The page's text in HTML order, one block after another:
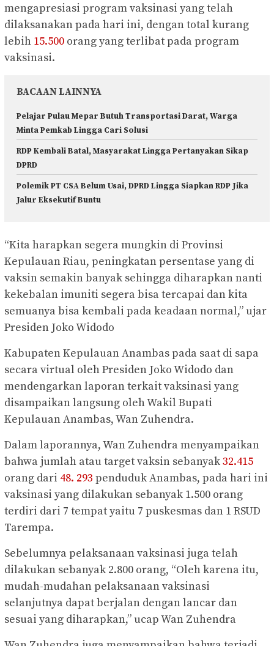
mengapresiasi program vaksinasi yang telah
dilaksanakan pada hari ini, dengan total kurang
lebih 15.500 orang yang terlibat pada program
vaksinasi.
BACAAN LAINNYA
Pelajar Pulau Mepar Butuh Transportasi Darat, Warga
Minta Pemkab Lingga Cari Solusi
RDP Kembali Batal, Masyarakat Lingga Pertanyakan Sikap
DPRD
Polemik PT CSA Belum Usai, DPRD Lingga Siapkan RDP Jika
Jalur Eksekutif Buntu
“Kita harapkan segera mungkin di Provinsi
Kepulauan Riau, peningkatan persentase yang di
vaksin semakin banyak sehingga diharapkan nanti
kekebalan imuniti segera bisa tercapai dan kita
semuanya bisa kembali pada keadaan normal,” ujar
Presiden Joko Widodo
Kabupaten Kepulauan Anambas pada saat di sapa
secara virtual oleh Presiden Joko Widodo dan
mendengarkan laporan terkait vaksinasi yang
disampaikan langsung oleh Wakil Bupati
Kepulauan Anambas, Wan Zuhendra.
Dalam laporannya, Wan Zuhendra menyampaikan
bahwa jumlah atau target vaksin sebanyak32.415
orang dari 48. 293 penduduk Anambas, pada hari ini
vaksinasi yang dilakukan sebanyak 1.500 orang
terdiri dari 7 tempat yaitu 7 puskesmas dan 1 RSUD
Tarempa.
Sebelumnya pelaksanaan vaksinasi juga telah
dilakukan sebanyak 2.800 orang, “Oleh karena itu,
mudah-mudahan pelaksanaan vaksinasi
selanjutnya dapat berjalan dengan lancar dan
sesuai yang diharapkan,” ucap Wan Zuhendra